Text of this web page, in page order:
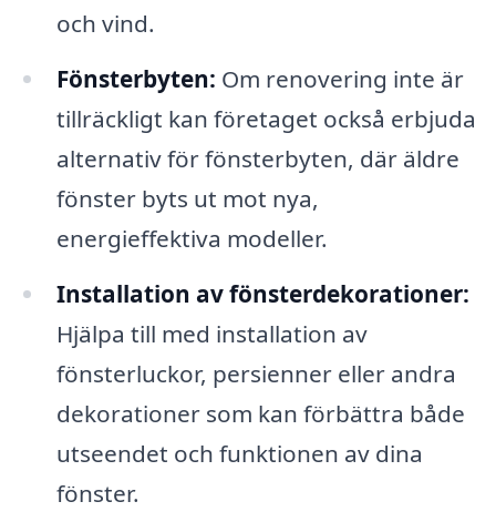
och vind.
Fönsterbyten: Om renovering inte är
tillräckligt kan företaget också erbjuda
alternativ för fönsterbyten, där äldre
fönster byts ut mot nya,
energieffektiva modeller.
Installation av fönsterdekorationer:
Hjälpa till med installation av
fönsterluckor, persienner eller andra
dekorationer som kan förbättra både
utseendet och funktionen av dina
fönster.